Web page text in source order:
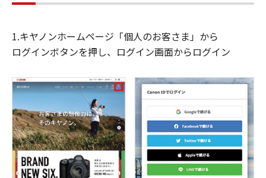
1.キヤノンホームページ「個人のお客さま」から
ログインボタンを押し、ログイン画面からログイン